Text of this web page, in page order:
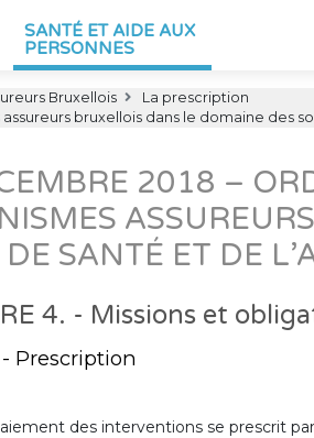
SANTÉ ET AIDE AUX
PERSONNES
Bruxellois
La prescription
assureurs bruxellois dans le domaine des
2018 –
SANTÉ ET DE
4. - Missions et
Prescription
des interventions se prescrit